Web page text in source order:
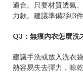
適合。只要材質透氣
力款。建議準備2到3
Q3：無痕內衣怎麼洗
建議手洗或放入洗衣
熱容易失去彈力，晾